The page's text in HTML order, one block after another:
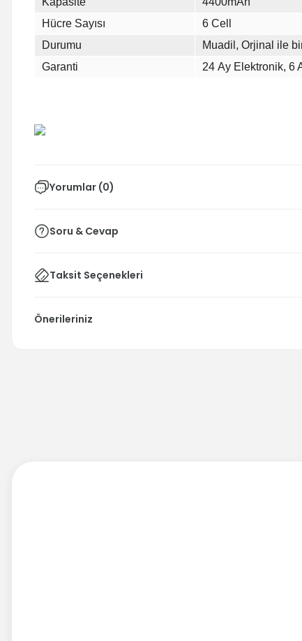
Hücre Sayısı
6 Cell
Durumu
Muadil, Orjinal ile
Garanti
24 Ay Elektronik, 6
Yorumlar (0)
Soru & Cevap
Taksit Seçenekleri
Önerileriniz